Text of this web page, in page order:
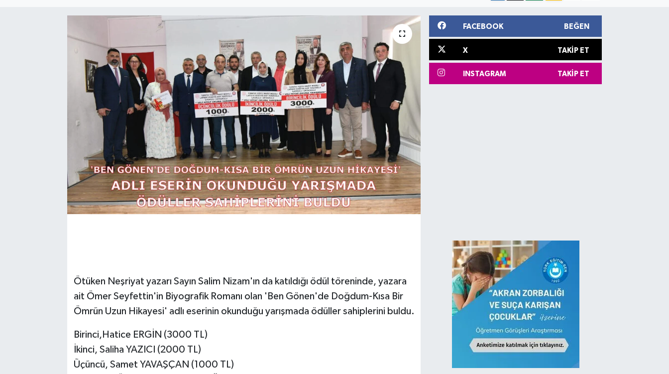
Ötüken Neşriyat yazarı Sayın Salim Nizam'ın da katıldığı ödül töreninde, yazara
ait Ömer Seyfettin'in Biyografik Romanı olan 'Ben Gönen'de Doğdum-Kısa Bir
Ömrün Uzun Hikayesi' adlı eserinin okunduğu yarışmada ödüller sahiplerini buldu.
Birinci,Hatice ERGİN (3000 TL)
İkinci, Saliha YAZICI (2000 TL)
Üçüncü, Samet YAVAŞÇAN (1000 TL)
FACEBOOK BEĞEN
X TAKIP ET
INSTAGRAM TAKIP ET